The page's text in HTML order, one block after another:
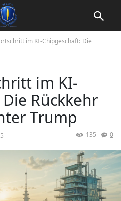
im KI-Chipgeschäft: Die
im KI-
Rückkehr
Trump
0
135